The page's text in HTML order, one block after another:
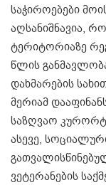
საჭიროებები
აღსანიშნავია,
ტერიტორიაზე
წლის
დახმარების
მერიამ
საზღვაო
ასევე,
ვეტერანების